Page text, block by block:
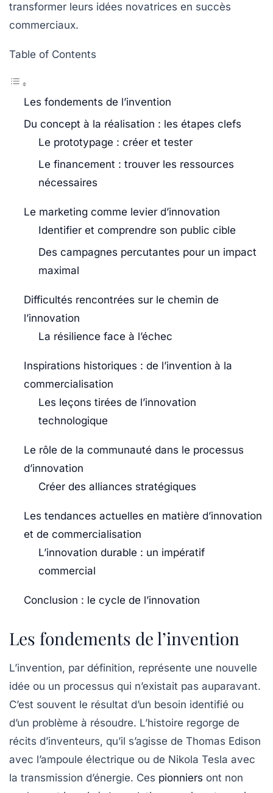
transformer leurs idées novatrices en succès
commerciaux.
Table of Contents
Les fondements de l’invention
Du concept à la réalisation : les étapes clefs
Le prototypage : créer et tester
Le financement : trouver les ressources
nécessaires
Le marketing comme levier d’innovation
Identifier et comprendre son public cible
Des campagnes percutantes pour un impact
maximal
Difficultés rencontrées sur le chemin de
l’innovation
La résilience face à l’échec
Inspirations historiques : de l’invention à la
commercialisation
Les leçons tirées de l’innovation
technologique
Le rôle de la communauté dans le processus
d’innovation
Créer des alliances stratégiques
Les tendances actuelles en matière d’innovation
et de commercialisation
L’innovation durable : un impératif
commercial
Conclusion : le cycle de l’innovation
Les fondements de l’invention
L’invention, par définition, représente une nouvelle
idée ou un processus qui n’existait pas auparavant.
C’est souvent le résultat d’un besoin identifié ou
d’un problème à résoudre. L’histoire regorge de
récits d’inventeurs, qu’il s’agisse de Thomas Edison
avec l’ampoule électrique ou de Nikola Tesla avec
la transmission d’énergie. Ces pionniers ont non